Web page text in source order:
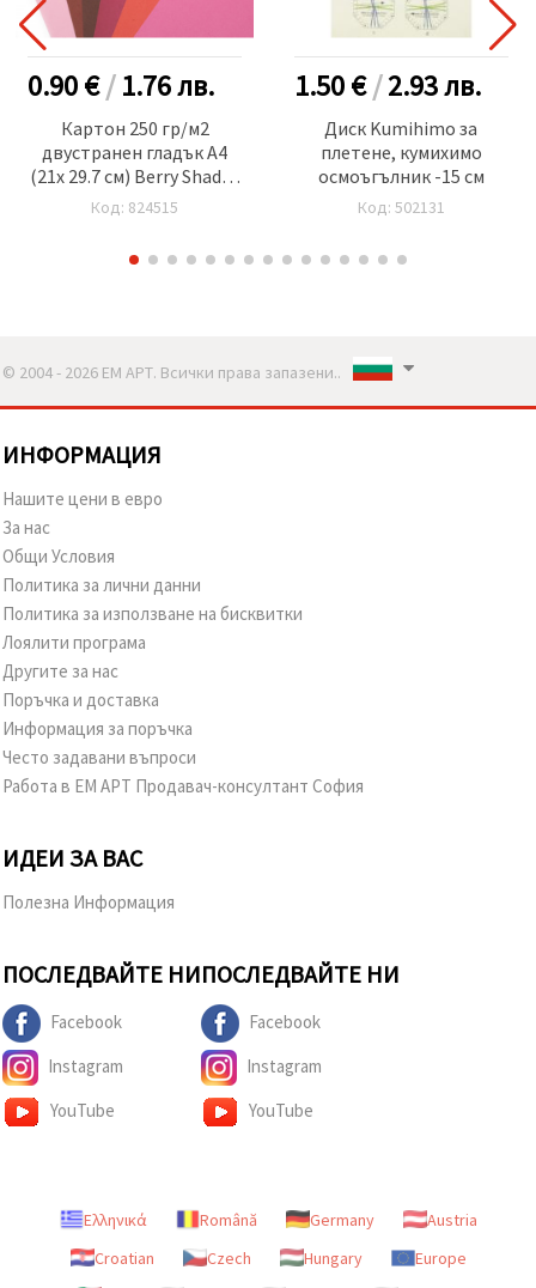
0.90 €/1.76лв.
Картон 250 гр/м2
двустранен гладък А4
(21x 29.7 см) Berry Shades
6 цвята розово-червена
гама -6 броя
Код: 824515
1.50 €/2.93лв.
Диск Kumihimo за
плетене, кумихимо
осмоъгълник -15 см
Код: 502131
© 2004 - 2026 ЕМ АРТ. Всички права запазени..
ИНФОРМАЦИЯ
Нашите цени в евро
За нас
Общи Условия
Политика за лични данни
Политика за използване на бисквитки
Лоялити програма
Другите за нас
Поръчка и доставка
Информация за поръчка
Често задавани въпроси
Работа в ЕМ АРТ Продавач-консултант София
ИДЕИ ЗА ВАС
Полезна Информация
ПОСЛЕДВАЙТЕ НИ
Facebook
Instagram
YouTube
ПОСЛЕДВАЙТЕ НИ
Facebook
Instagram
YouTube
Ελληνικά Română Germany
Austria
Croatian
Czech Hungary
Europe